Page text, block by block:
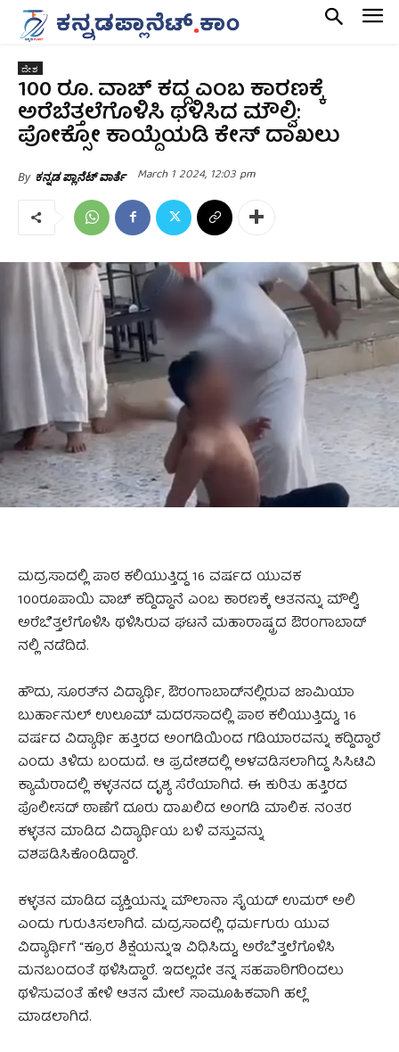
ದೇಶ
100 ರೂ. ವಾಚ್ ಕದ್ದ ಎಂಬ ಕಾರಣಕ್ಕೆ
ಅರೆಬೆತ್ತಲೆಗೊಳಿಸಿ ಥಳಿಸಿದ ಮೌಲ್ವಿ:
ಪೋಕ್ಸೋ ಕಾಯ್ದೆಯಡಿ ಕೇಸ್ ದಾಖಲು
By ಕನ್ನಡ ಪ್ಲಾನೆಟ್ ವಾರ್ತೆ March 1 2024, 12:03 pm
ಮದ್ರಸಾದಲ್ಲಿ ಪಾಠ ಕಲಿಯುತ್ತಿದ್ದ 16 ವರ್ಷದ ಯುವಕ
100ರೂಪಾಯಿ ವಾಚ್ ಕದ್ದಿದ್ದಾನೆ ಎಂಬ ಕಾರಣಕ್ಕೆ ಆತನನ್ನು ಮೌಲ್ವಿ
ಅರೆಬೆತ್ತಲೆಗೊಳಿಸಿ ಥಳಿಸಿರುವ ಘಟನೆ ಮಹಾರಾಷ್ಟ್ರದ ಔರಂಗಾಬಾದ್‌
ನಲ್ಲಿ ನಡೆದಿದೆ.
ಹೌದು, ಸೂರತ್‌ನ ವಿದ್ಯಾರ್ಥಿ, ಔರಂಗಾಬಾದ್‌ನಲ್ಲಿರುವ ಜಾಮಿಯಾ
ಬುರ್ಹಾನುಲ್ ಉಲೂಮ್ ಮದರಸಾದಲ್ಲಿ ಪಾಠ ಕಲಿಯುತ್ತಿದ್ದು, 16
ವರ್ಷದ ವಿದ್ಯಾರ್ಥಿ ಹತ್ತಿರದ ಅಂಗಡಿಯಿಂದ ಗಡಿಯಾರವನ್ನು ಕದ್ದಿದ್ದಾರೆ
ಎಂದು ತಿಳಿದು ಬಂದುದೆ. ಆ ಪ್ರದೇಶದಲ್ಲಿ ಅಳವಡಿಸಲಾಗಿದ್ದ ಸಿಸಿಟಿವಿ
ಕ್ಯಾಮೆರಾದಲ್ಲಿ ಕಳ್ಳತನದ ದೃಶ್ಯ ಸೆರೆಯಾಗಿದೆ. ಈ ಕುರಿತು ಹತ್ತಿರದ
ಪೊಲೀಸದ್ ಠಾಣೆಗೆ ದೂರು ದಾಖಲಿದ ಅಂಗಡಿ ಮಾಲಿಕ. ನಂತರ
ಕಳ್ಳತನ ಮಾಡಿದ ವಿದ್ಯಾರ್ಥಿಯ ಬಳಿ ವಸ್ತುವನ್ನು
ವಶಪಡಿಸಿಕೊಂಡಿದ್ದಾರೆ.
ಕಳ್ಳತನ ಮಾಡಿದ ವ್ಯಕ್ತಿಯನ್ನು ಮೌಲಾನಾ ಸೈಯದ್ ಉಮರ್ ಅಲಿ
ಎಂದು ಗುರುತಿಸಲಾಗಿದೆ. ಮದ್ರಸಾದಲ್ಲಿ ಧರ್ಮಗುರು ಯುವ
ವಿದ್ಯಾರ್ಥಿಗೆ “ಕ್ರೂರ ಶಿಕ್ಷೆಯನ್ನುಇ ವಿಧಿಸಿದ್ದು, ಅರೆಬೆತ್ತಲೆಗೊಳಿಸಿ
ಮನಬಂದಂತೆ ಥಳಿಸಿದ್ದಾರೆ. ಇದಲ್ಲದೇ ತನ್ನ ಸಹಪಾಠಿಗರಿಂದಲು
ಥಳಿಸುವಂತೆ ಹೇಳಿ ಆತನ ಮೇಲೆ ಸಾಮೂಹಿಕವಾಗಿ ಹಲ್ಲೆ
ಮಾಡಲಾಗಿದೆ.